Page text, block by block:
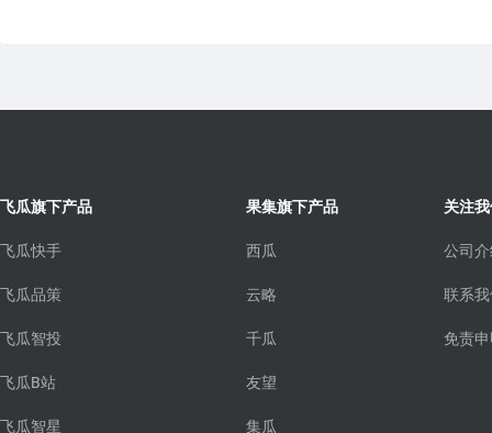
飞瓜旗下产品
飞瓜快手
飞瓜品策
飞瓜智投
飞瓜B站
飞瓜智星
果集旗下产品
西瓜
云略
千瓜
友望
集瓜
关注
公司
联系
免责